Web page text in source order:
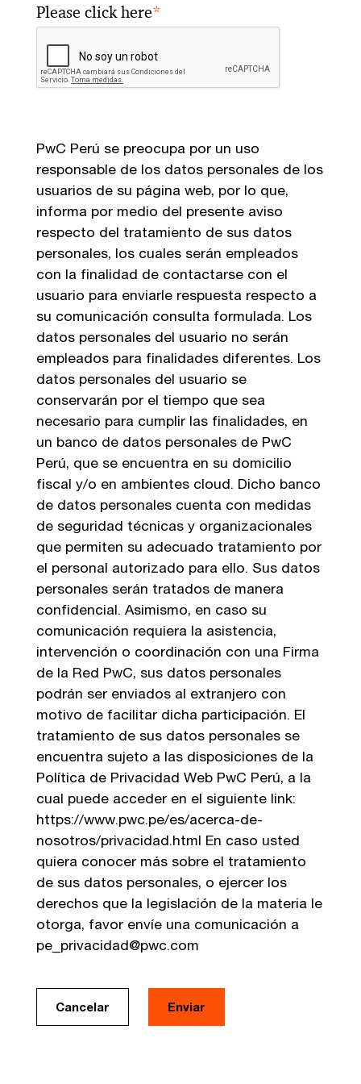
Please click here*
PwC Perú se preocupa por un uso
responsable de los datos personales de los
usuarios de su página web, por lo que,
informa por medio del presente aviso
respecto del tratamiento de sus datos
personales, los cuales serán empleados
con la finalidad de contactarse con el
usuario para enviarle respuesta respecto a
su comunicación consulta formulada. Los
datos personales del usuario no serán
empleados para finalidades diferentes. Los
datos personales del usuario se
conservarán por el tiempo que sea
necesario para cumplir las finalidades, en
un banco de datos personales de PwC
Perú, que se encuentra en su domicilio
fiscal y/o en ambientes cloud. Dicho banco
de datos personales cuenta con medidas
de seguridad técnicas y organizacionales
que permiten su adecuado tratamiento por
el personal autorizado para ello. Sus datos
personales serán tratados de manera
confidencial. Asimismo, en caso su
comunicación requiera la asistencia,
intervención o coordinación con una Firma
de la Red PwC, sus datos personales
podrán ser enviados al extranjero con
motivo de facilitar dicha participación. El
tratamiento de sus datos personales se
encuentra sujeto a las disposiciones de la
Política de Privacidad Web PwC Perú, a la
cual puede acceder en el siguiente link:
https://www.pwc.pe/es/acerca-de-
nosotros/privacidad.html En caso usted
quiera conocer más sobre el tratamiento
de sus datos personales, o ejercer los
derechos que la legislación de la materia le
otorga, favor envíe una comunicación a
pe_privacidad@pwc.com
Cancelar Enviar